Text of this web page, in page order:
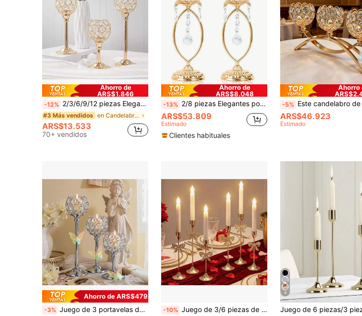
Ahorro de
ARS$1.846
-12% 2/3/6/9/12 piezas Elegante portavelas de cristal con bola de cristal de metal y cubierta de vidrio a prueba de viento, adecuado para restaurante, sala de estar, cocina, habitación de hotel, portavelas de aromaterapia para casa modelo. Portavelas de cristal dorado, decoración del hogar, decoración de boda, accesorios para cena a la luz de las velas, adecuado para varias festividades como Navidad, Día de San Valentín, decoración de portavelas (velas no incluidas)
#3 Más vendidos en Candelabros para la temporada de bodas Velas y
ARS$13.533
70+ vendidos
Ahorro de
ARS$8.048
-13% 2/8 piezas Elegantes portavelas de metal dorado con cristal y diseño hueco - Decoración de mesa central para boda, aniversario, fiesta de cumpleaños, decoración romántica para el hogar, accesorios de decoración, decoraciones de aniversario | Exquisita artesanía en metal, decoración de portavelas
ARS$53.809
Estimado
Clientes habituales
Ahorro
-5% Este candelabro de cristal de tres brazos en oro y plata está disponible en dos tamaños y presenta un diseño de hierro forjado calado en arco
ARS$46.923
Estimado
Ahorro de ARS$479
-3% Juego de 3 portavelas de cristal dorado, portavelas de linterna de metal hueco vintage, adecuado para decoración de bodas y centros de mesa para el hogar -10% Juego de 3/6 piezas de portavelas cónicos chapados en oro pulido, con decoración de lazo de filigrana hueca y strass, soporte de vela de metal de diferentes alturas escalonadas, adecuado para banquete de boda, cena de San Valentín, decoración de centro de mesa romántico, decoración del hogar
4